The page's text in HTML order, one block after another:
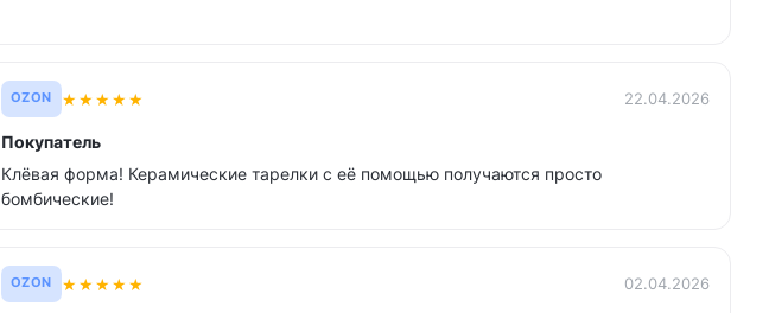
OZON ★★★★★ 22.04.2026
Покупатель
Клёвая форма! Керамические тарелки с её помощью получаются просто
бомбические!
OZON ★★★★★ 02.04.2026